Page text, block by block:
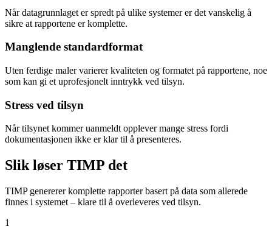
Når datagrunnlaget er spredt på ulike systemer er det vanskelig å
sikre at rapportene er komplette.
Manglende standardformat
Uten ferdige maler varierer kvaliteten og formatet på rapportene, noe
som kan gi et uprofesjonelt inntrykk ved tilsyn.
Stress ved tilsyn
Når tilsynet kommer uanmeldt opplever mange stress fordi
dokumentasjonen ikke er klar til å presenteres.
Slik løser TIMP det
TIMP genererer komplette rapporter basert på data som allerede
finnes i systemet – klare til å overleveres ved tilsyn.
1